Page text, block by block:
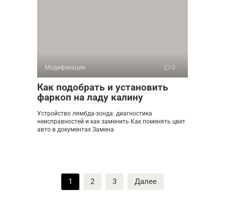
Модификации 0
Как подобрать и установить
фаркоп на ладу калину
Устройство лямбда-зонда: диагностика
неисправностей и как заменить Как поменять цвет
авто в документах Замена
1 2 3 Далее